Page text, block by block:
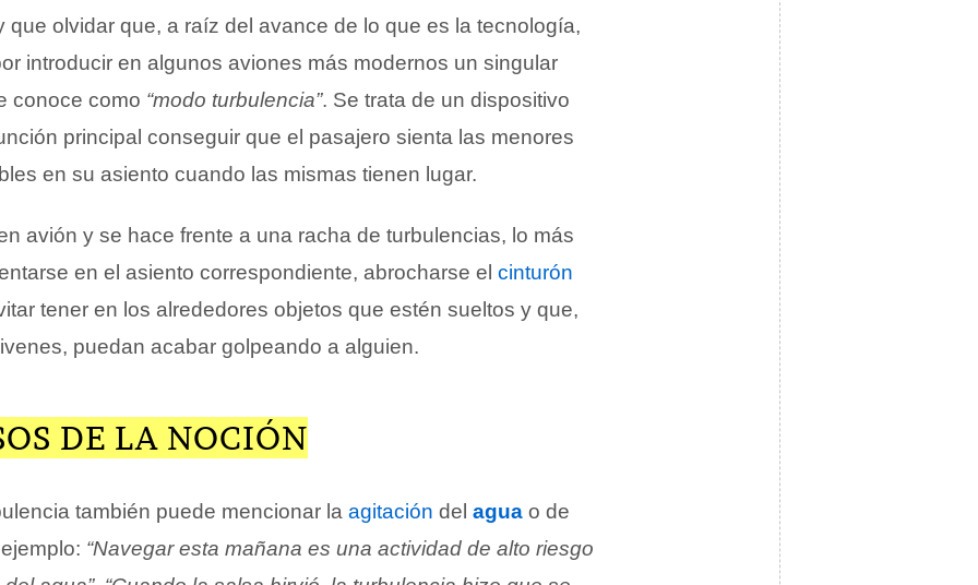
que olvidar que, a raíz del avance de lo que es la tecnología,
introducir en algunos aviones más modernos un singular
conoce como “modo turbulencia”. Se trata de un dispositivo
principal conseguir que el pasajero sienta las menores
en su asiento cuando las mismas tienen lugar.
avión y se hace frente a una racha de turbulencias, lo más
en el asiento correspondiente, abrocharse el cinturón
tener en los alrededores objetos que estén sueltos y que,
puedan acabar golpeando a alguien.
DE LA NOCIÓN
también puede mencionar la agitación del agua o de
“Navegar esta mañana es una actividad de alto riesgo